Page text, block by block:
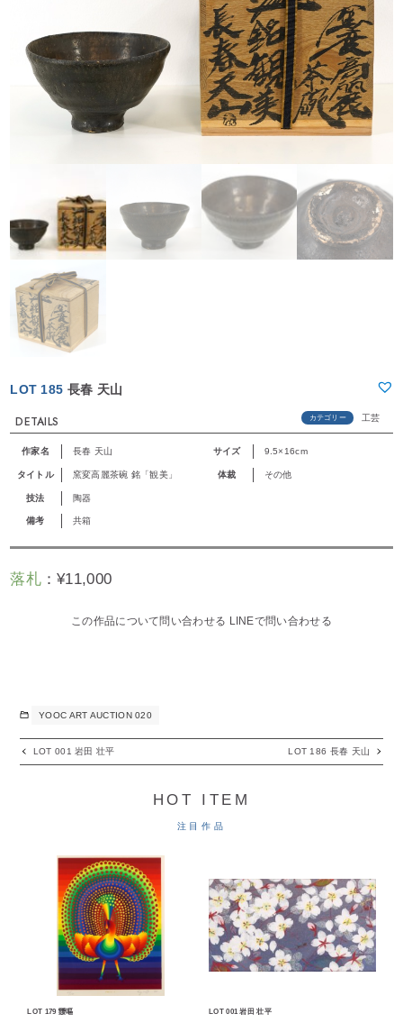
LOT 185 長春 天山
DETAILS カテゴリー 工芸
作家名 長春 天山 サイズ 9.5×16cm
タイトル 窯変高麗茶碗 銘「観美」 体裁 その他
技法 陶器
備考 共箱
落札：¥11,000
この作品について問い合わせる LINEで問い合わせる
YOOC ART AUCTION 020
LOT 001 岩田 壮平 LOT 186 長春 天山
HOT ITEM
注目作品
LOT 179 靉嘔 LOT 001 岩田 壮平